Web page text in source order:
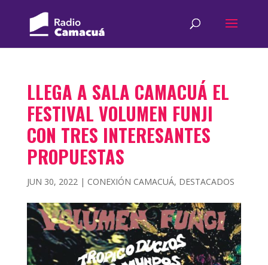
LLEGA A SALA CAMACUÁ EL
FESTIVAL VOLUMEN FUNJI
CON TRES INTERESANTES
PROPUESTAS
JUN 30, 2022| CONEXIÓN CAMACUÁ, DESTACADOS